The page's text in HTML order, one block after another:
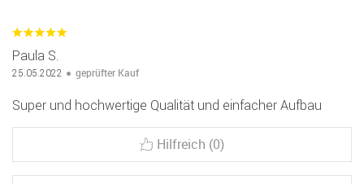
Paula S.
25.05.2022 geprüfter Kauf
Super und hochwertige Qualität und einfacher Aufbau
Hilfreich (0)